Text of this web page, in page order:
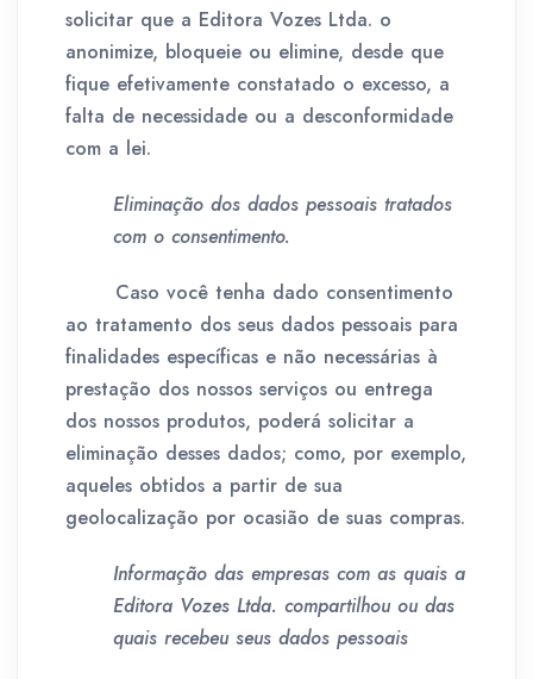
solicitar que a Editora Vozes Ltda. o
anonimize, bloqueie ou elimine, desde que
fique efetivamente constatado o excesso, a
falta de necessidade ou a desconformidade
com a lei.
Eliminação dos dados pessoais tratados
com o consentimento.
Caso você tenha dado consentimento
ao tratamento dos seus dados pessoais para
finalidades específicas e não necessárias à
prestação dos nossos serviços ou entrega
dos nossos produtos, poderá solicitar a
eliminação desses dados; como, por exemplo,
aqueles obtidos a partir de sua
geolocalização por ocasião de suas compras.
Informação das empresas com as quais a
Editora Vozes Ltda. compartilhou ou das
quais recebeu seus dados pessoais